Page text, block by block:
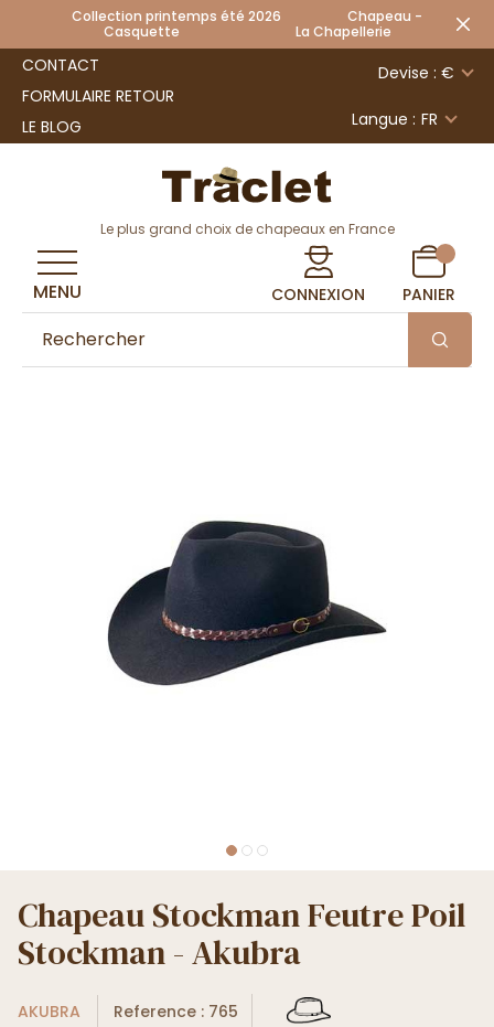
Collection printemps été 2026 Chapeau -
Casquette La Chapellerie
CONTACT
FORMULAIRE RETOUR
LE BLOG
Devise : €
Langue : FR
Le plus grand choix de chapeaux en France
CONNEXION PANIER
MENU
Chapeau Stockman Feutre Poil
Stockman - Akubra
AKUBRA Reference : 765